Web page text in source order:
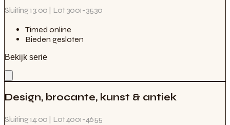
Sluiting 13:00 | Lot 3001-3530
Timed online
Bieden gesloten
Bekijk serie
Design, brocante, kunst & antiek
Sluiting 14:00 | Lot 4001-4655